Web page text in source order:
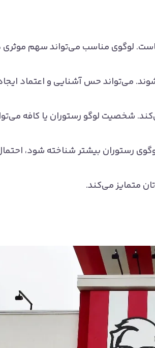
لوگوی مناسب می‌تواند سهم موثری
می‌تواند حس آشنایی و اعتماد
شخصیت لوگو رستوران یا کافه
رستوران بیشتر شناخته شود،
متمایز می‌کند.